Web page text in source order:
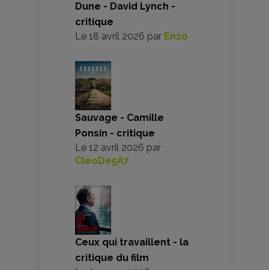
Dune - David Lynch -
critique
Le 18 avril 2026 par Enzo
Sauvage - Camille
Ponsin - critique
Le 12 avril 2026 par
CleoDe5A7
Ceux qui travaillent - la
critique du film